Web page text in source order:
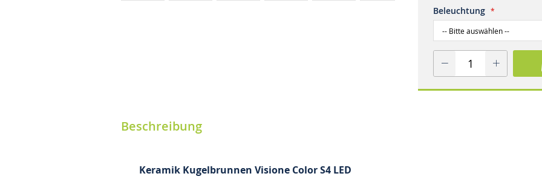
Beleuchtung
Beschreibung
Keramik Kugelbrunnen Visione Color S4 LED